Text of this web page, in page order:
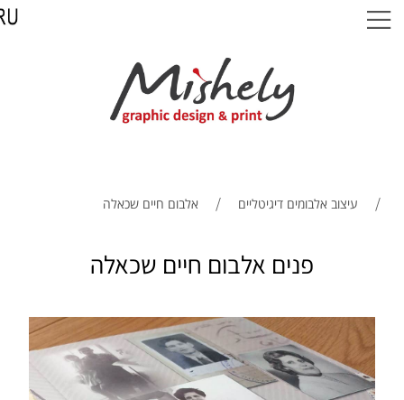
/ עיצוב אלבומים דיגיטליים / אלבום חיים שכאלה
פנים אלבום חיים שכאלה